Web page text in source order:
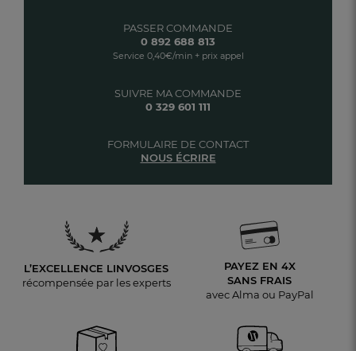
SUIVRE MA COMMANDE
0 329 601 111
PASSER COMMANDE
0 892 688 813
Service 0,40€/min + prix appel
FORMULAIRE DE CONTACT
NOUS ÉCRIRE
L’EXCELLENCE LINVOSGES
récompensée par les experts
PAYEZ EN 4X
SANS FRAIS
avec Alma ou PayPal